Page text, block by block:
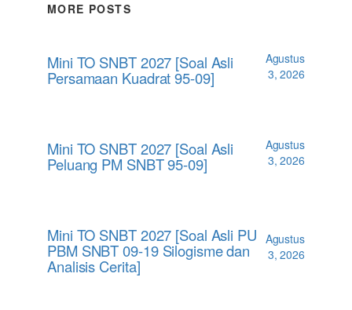
MORE POSTS
Mini TO SNBT 2027 [Soal Asli
Persamaan Kuadrat 95-09]
Agustus
3, 2026
Mini TO SNBT 2027 [Soal Asli
Peluang PM SNBT 95-09]
Agustus
3, 2026
Mini TO SNBT 2027 [Soal Asli PU
PBM SNBT 09-19 Silogisme dan
Analisis Cerita]
Agustus
3, 2026